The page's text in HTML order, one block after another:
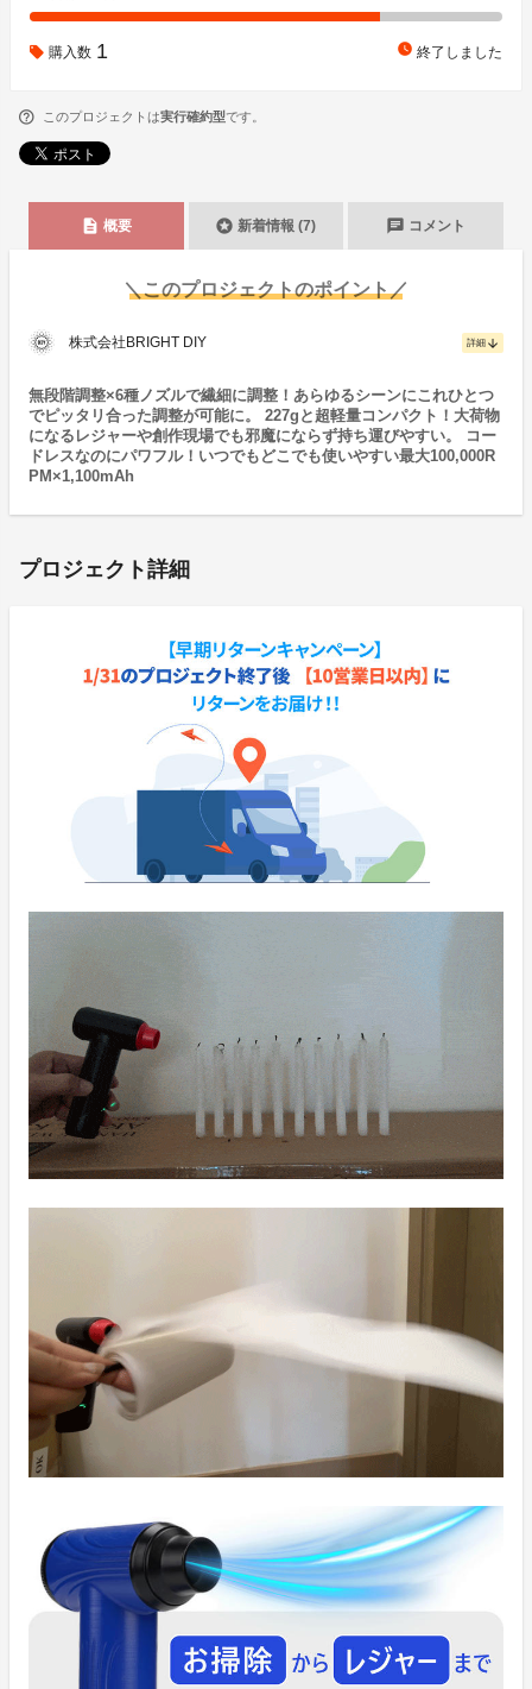
購入数 1 watch_later 終了しました
このプロジェクトは実行確約型です。
description 概要 stars 新着情報 (7) chat コメント
＼このプロジェクトのポイント／
株式会社BRIGHT DIY 詳細 arrow_downward
無段階調整×6種ノズルで繊細に調整！あらゆるシーンにこれひとつ
でピッタリ合った調整が可能に。 227gと超軽量コンパクト！大荷物
になるレジャーや創作現場でも邪魔にならず持ち運びやすい。 コー
ドレスなのにパワフル！いつでもどこでも使いやすい最大100,000R
PM×1,100mAh
プロジェクト詳細